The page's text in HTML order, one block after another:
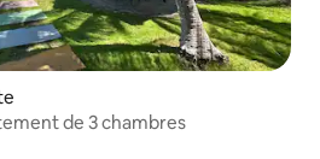
de 3 chambres